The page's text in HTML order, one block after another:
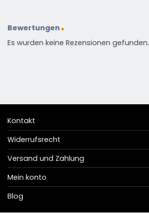
Bewertungen
Es wurden keine Rezensionen gefunden.
Kontakt
Widerrufsrecht
Versand und Zahlung
Mein konto
Blog